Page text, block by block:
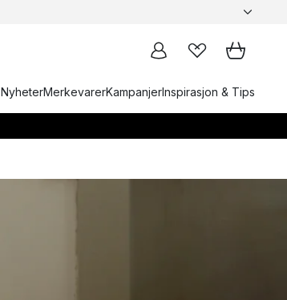
NyheterMerkevarerKampanjerInspirasjon & Tips